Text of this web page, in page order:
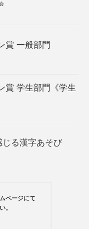
賞 一般部門
賞 学生部門《学生
る漢字あそび
ページにて
。